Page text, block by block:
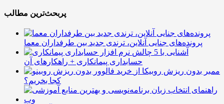
پربحث‌ترین مطالب
پرونده‌های جنایی آنلاین، ترندی جدید بین طرفداران معما
آشنایی با 5 چالش
حسابداری پیمانکاری + راهکارهای آن
ممبر بدون ریزش روبیکا از
کجا بخریم؟